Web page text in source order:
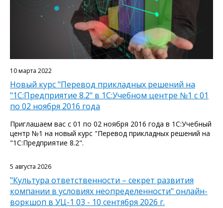
10 марта 2022
Новый курс "Перевод прикладных решений на
"1С:Предприятие 8.2" в 1С:Учебном центре №1 с 01
по 02 ноября 2016 года
Приглашаем вас с 01 по 02 ноября 2016 года в 1С:Учебный
центр №1 на новый курс "Перевод прикладных решений на
"1С:Предприятие 8.2".
5 августа 2026
"Культура ответственности – секрет развития
компании в условиях неопределенности" онлайн-
воркшоп в УЦ-1 03 - 10 сентября 2026 г.